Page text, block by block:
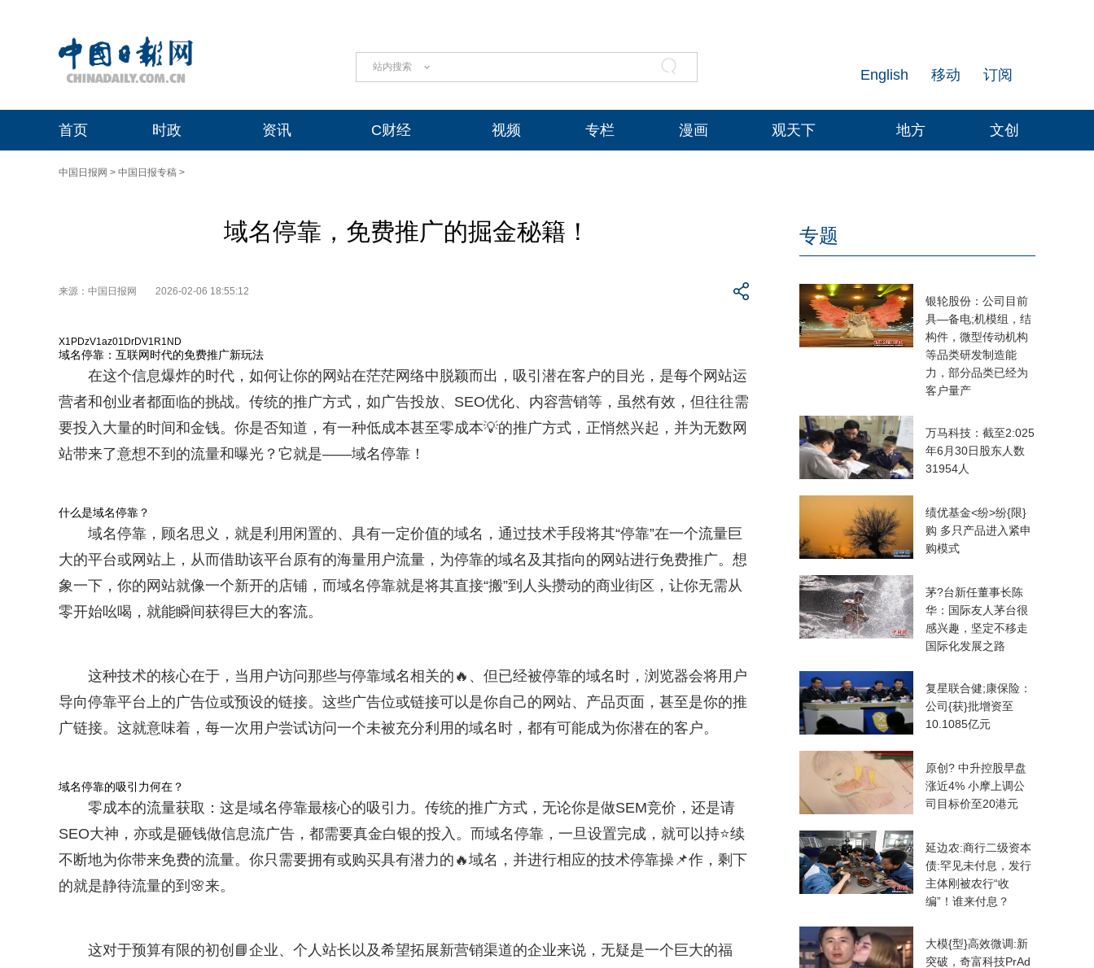
站内搜索 订阅
移动
English
首页 时政 资讯 C财经 视频 专栏 漫画 观天下 地方 文创
中国日报网 > 中国日报专稿 >
域名停靠，免费推广的掘金秘籍！
来源：中国日报网 2026-02-06 18:55:12
X1PDzV1az01DrDV1R1ND
域名停靠：互联网时代的免费推广新玩法
在这个信息爆炸的时代，如何让你的网站在茫茫网络中脱颖而出，吸引潜在客户的目光，是每个网站运
营者和创业者都面临的挑战。传统的推广方式，如广告投放、SEO优化、内容营销等，虽然有效，但往往需
要投入大量的时间和金钱。你是否知道，有一种低成本甚至零成本💡的推广方式，正悄然兴起，并为无数网
站带来了意想不到的流量和曝光？它就是——域名停靠！
什么是域名停靠？
域名停靠，顾名思义，就是利用闲置的、具有一定价值的域名，通过技术手段将其“停靠”在一个流量巨
大的平台或网站上，从而借助该平台原有的海量用户流量，为停靠的域名及其指向的网站进行免费推广。想
象一下，你的网站就像一个新开的店铺，而域名停靠就是将其直接“搬”到人头攒动的商业街区，让你无需从
零开始吆喝，就能瞬间获得巨大的客流。
这种技术的核心在于，当用户访问那些与停靠域名相关的🔥、但已经被停靠的域名时，浏览器会将用户
导向停靠平台上的广告位或预设的链接。这些广告位或链接可以是你自己的网站、产品页面，甚至是你的推
广链接。这就意味着，每一次用户尝试访问一个未被充分利用的域名时，都有可能成为你潜在的客户。
域名停靠的吸引力何在？
零成本的流量获取：这是域名停靠最核心的吸引力。传统的推广方式，无论你是做SEM竞价，还是请
SEO大神，亦或是砸钱做信息流广告，都需要真金白银的投入。而域名停靠，一旦设置完成，就可以持⭐续
不断地为你带来免费的流量。你只需要拥有或购买具有潜力的🔥域名，并进行相应的技术停靠操📌作，剩下
的就是静待流量的到🌸来。
这对于预算有限的初创📘企业、个人站长以及希望拓展新营销渠道的企业来说，无疑是一个巨大的福
专题
银轮股份：公司目前
具—备电;机模组，结
构件，微型传动机构
等品类研发制造能
力，部分品类已经为
客户量产
万马科技：截至2:025
年6月30日股东人数
31954人
绩优基金<纷>纷{限}
购 多只产品进入紧申
购模式
茅?台新任董事长陈
华：国际友人茅台很
感兴趣，坚定不移走
国际化发展之路
复星联合健;康保险：
公司{获}批增资至
10.1085亿元
原创? 中升控股早盘
涨近4% 小摩上调公
司目标价至20港元
延边农:商行二级资本
债:罕见未付息，发行
主体刚被农行“收
编”！谁来付息？
大模{型}高效微调:新
突破，奇富科技PrAd